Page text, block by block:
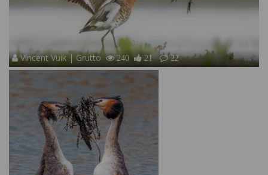
Vincent Vuik | Grutto 240 21 22